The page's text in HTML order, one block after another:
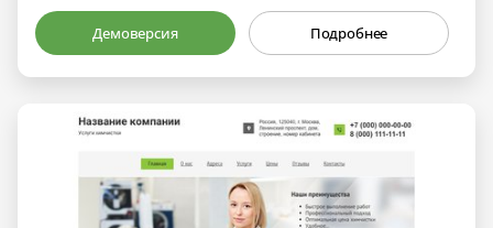
Демоверсия Подробнее